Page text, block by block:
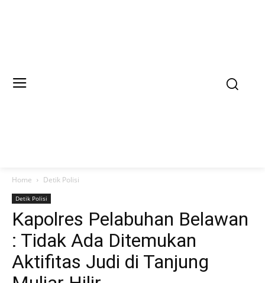
Home Detik Polisi
Detik Polisi
Kapolres Pelabuhan Belawan
: Tidak Ada Ditemukan
Aktifitas Judi di Tanjung